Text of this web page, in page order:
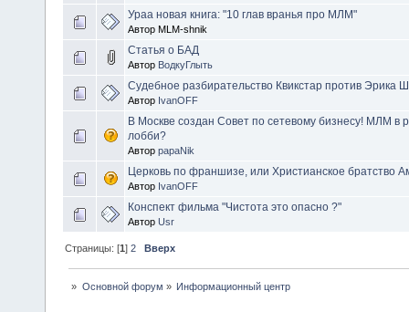
Ураа новая книга: "10 глав вранья про МЛМ"
Автор MLM-shnik
Статья о БАД
Автор ВодкуГлыть
Судебное разбирательство Квикстар против Эрика
Автор IvanOFF
В Москве создан Совет по сетевому бизнесу! МЛМ в
лобби?
Автор papaNik
Церковь по франшизе, или Христианское братство
Автор IvanOFF
Конспект фильма "Чистота это опасно ?"
Автор Usr
Страницы: [1]2 Вверх
» Основной форум » Информационный центр